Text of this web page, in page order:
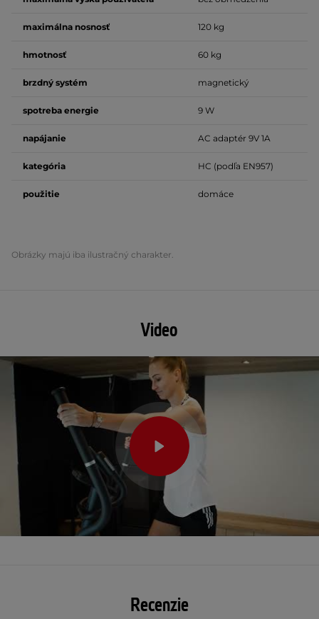
maximálna nosnosť 120 kg
hmotnosť 60 kg
brzdný systém magnetický
spotreba energie 9 W
napájanie AC adaptér 9V 1A
kategória HC (podľa EN957)
použitie domáce
Obrázky majú iba ilustračný charakter.
Video
Recenzie